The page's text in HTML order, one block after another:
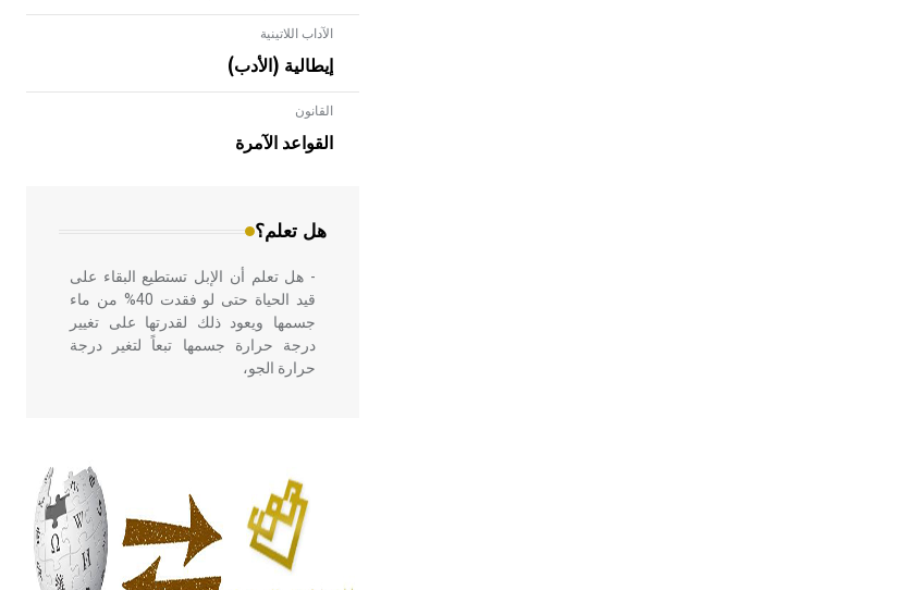
الآداب اللاتينية
إيطالية (الأدب)
القانون
القواعد الآمرة
هل تعلم؟
- هل تعلم أن الأبلق نوع من الفنون
الهندسية التي ارتبطت بالعمارة الإسلامية
في بلاد الشام ومصر خاصة، حيث يحرص
- هل تعلم أن الإبل تستطيع البقاء على
قيد الحياة حتى لو فقدت 40% من ماء
جسمها ويعود ذلك لقدرتها على تغيير
درجة حرارة جسمها تبعاً لتغير درجة
حرارة الجو،
أربعة مؤلفات هي: الحكم، الأدلة، تنظيم
التغذية، ورسالته في جروح الرأس.
ويعود له الفضل بأنه حرر الطب من
الدين والفلسفة.